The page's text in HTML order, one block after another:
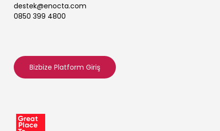
destek@enocta.com
0850 399 4800
Bizbize Platform Giriş